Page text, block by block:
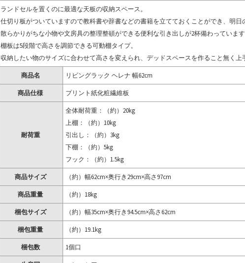
ランドセルを置くのに最適な天板の収納スペース。
仕切り板がついていますので教科書や辞書などの書籍を立てておくことができ、明日
散らかりがちな小物や文房具の整理整頓ができる便利な引き出しが2杯備わっています
棚板は5段階で高さを調節できる可動棚タイプ。
収納したい物のサイズに合わせて高さを変えられ、デッドスペースを作ること無く上
商品名 リビングラック ヘレナ 幅62cm
商品仕様 プリント紙化粧繊維板
耐荷重
全体耐荷重：（約）20kg
上棚：（約）10kg
引出し：（約）3kg
下棚：（約）5kg
フック：（約）1.5kg
商品サイズ （約）幅62cm×奥行き29cm×高さ97cm
商品重量 （約）18kg
梱包サイズ （約）幅35cm×奥行き94.5cm×高さ62cm
梱包重量 （約）19.1kg
梱包数 1個口